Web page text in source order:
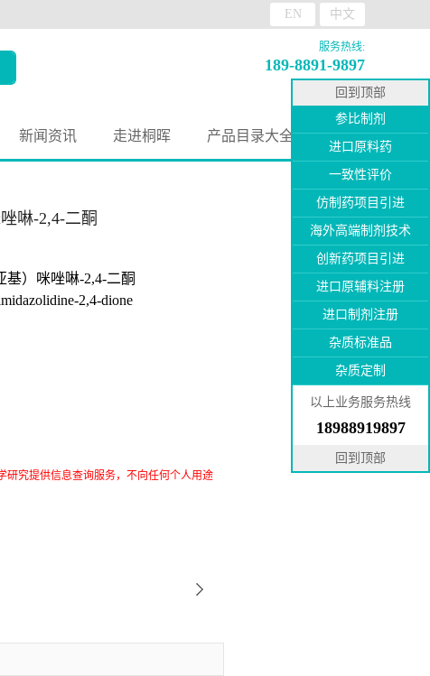
EN 中文
服务热线:
189-8891-9897
新闻资讯 走进桐晖 产品目录大全
啉-2,4-二酮
基）咪唑啉-2,4-二酮
2,4-dione
究提供信息查询服务，不向任何个人用途
回到顶部
参比制剂
进口原料药
一致性评价
仿制药项目引进
海外高端制剂技术
创新药项目引进
进口原辅料注册
进口制剂注册
杂质标准品
杂质定制
以上业务服务热线
18988919897
回到顶部